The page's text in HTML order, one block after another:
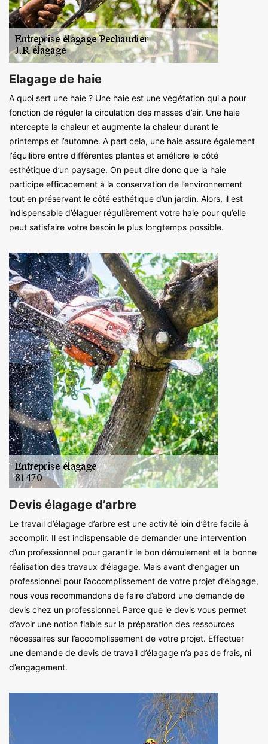
Elagage de haie
A quoi sert une haie ? Une haie est une végétation qui a pour
fonction de réguler la circulation des masses d’air. Une haie
intercepte la chaleur et augmente la chaleur durant le
printemps et l’automne. A part cela, une haie assure également
l’équilibre entre différentes plantes et améliore le côté
esthétique d’un paysage. On peut dire donc que la haie
participe efficacement à la conservation de l’environnement
tout en préservant le côté esthétique d’un jardin. Alors, il est
indispensable d’élaguer régulièrement votre haie pour qu’elle
peut satisfaire votre besoin le plus longtemps possible.
Devis élagage d’arbre
Le travail d’élagage d’arbre est une activité loin d’être facile à
accomplir. Il est indispensable de demander une intervention
d’un professionnel pour garantir le bon déroulement et la bonne
réalisation des travaux d’élagage. Mais avant d’engager un
professionnel pour l’accomplissement de votre projet d’élagage,
nous vous recommandons de faire d’abord une demande de
devis chez un professionnel. Parce que le devis vous permet
d’avoir une notion fiable sur la préparation des ressources
nécessaires sur l’accomplissement de votre projet. Effectuer
une demande de devis de travail d’élagage n’a pas de frais, ni
d’engagement.